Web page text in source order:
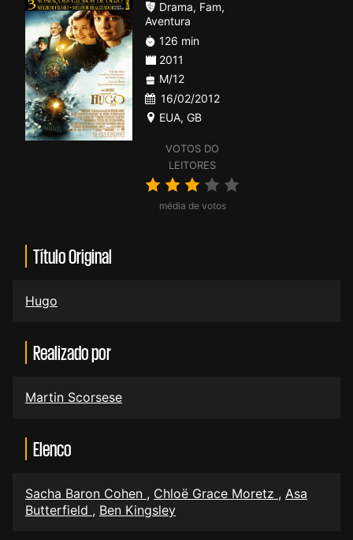
VOTOS DO
LEITORES
média de votos
Drama, Fam,
Aventura
126 min
2011
M/12
16/02/2012
EUA, GB
Título Original
Hugo
Realizado por
Martin Scorsese
Elenco
Sacha Baron Cohen , Chloë Grace Moretz , Asa
Butterfield , Ben Kingsley